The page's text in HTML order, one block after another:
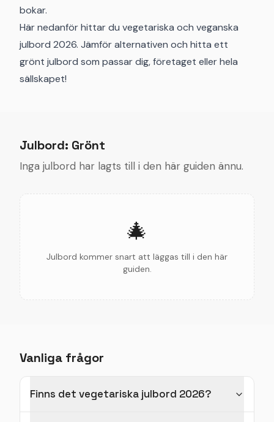
bokar.
Här nedanför hittar du vegetariska och veganska
julbord 2026. Jämför alternativen och hitta ett
grönt julbord som passar dig, företaget eller hela
sällskapet!
Julbord: Grönt
Inga julbord har lagts till i den här guiden ännu.
🎄
Julbord kommer snart att läggas till i den här
guiden.
Vanliga frågor
Finns det vegetariska julbord 2026?